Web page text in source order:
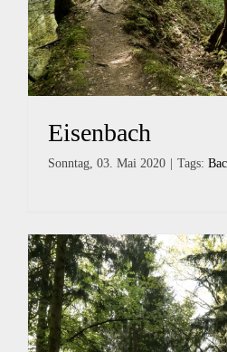
Eisenbach
Sonntag, 03. Mai 2020 Tags: